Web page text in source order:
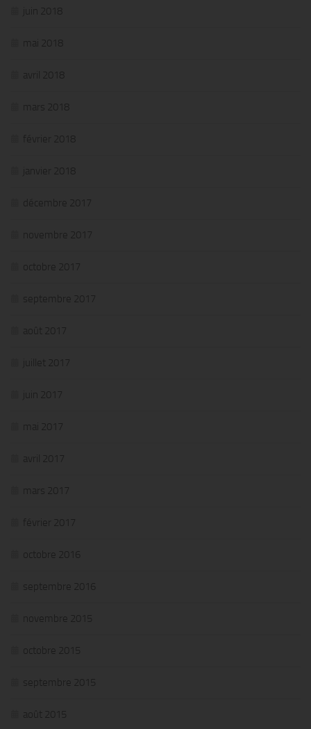
juin 2018
mai 2018
avril 2018
mars 2018
février 2018
janvier 2018
décembre 2017
novembre 2017
octobre 2017
septembre 2017
août 2017
juillet 2017
juin 2017
mai 2017
avril 2017
mars 2017
février 2017
octobre 2016
septembre 2016
novembre 2015
octobre 2015
septembre 2015
août 2015